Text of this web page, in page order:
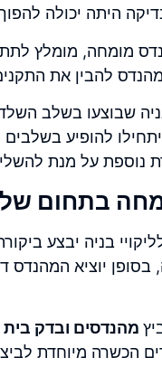
היתה יכולה
מומחה, מומלץ לתת
להבין את
שבוצעו בשלב
להופיע
נוספת על מנת
בתחום של
בניה יבצע
בסופן יוציא
מהנדסים ובדק בית
הכשרה מיוחדת